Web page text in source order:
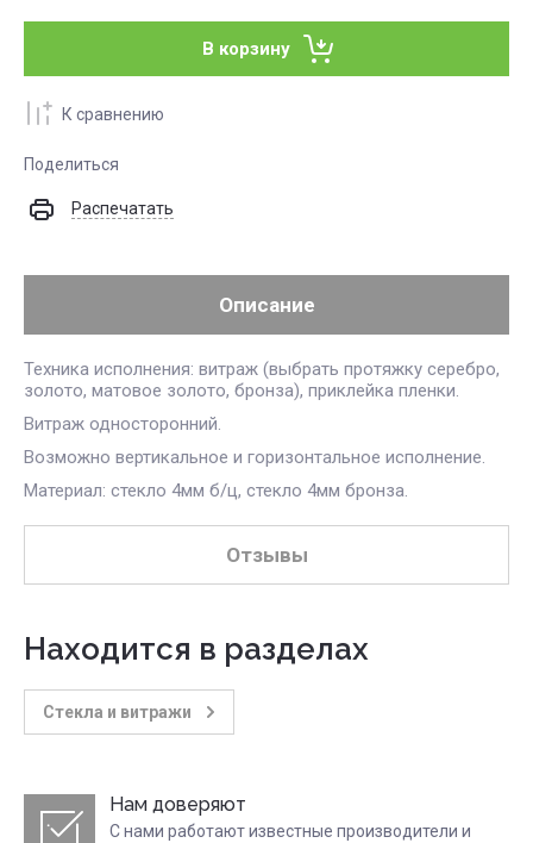
В корзину
К сравнению
Поделиться
Распечатать
Описание
Техника исполнения: витраж (выбрать протяжку серебро,
золото, матовое золото, бронза), приклейка пленки.
Витраж односторонний.
Возможно вертикальное и горизонтальное исполнение.
Материал: стекло 4мм б/ц, стекло 4мм бронза.
Отзывы
Находится в разделах
Стекла и витражи
Нам доверяют
С нами работают известные производители и